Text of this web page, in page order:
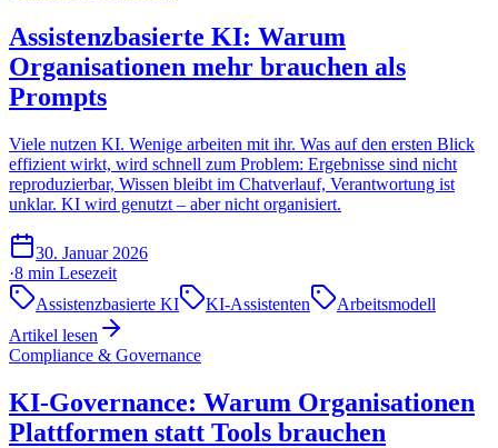
Assistenzbasierte KI: Warum
Organisationen mehr brauchen als
Prompts
Viele nutzen KI. Wenige arbeiten mit ihr. Was auf den ersten Blick
effizient wirkt, wird schnell zum Problem: Ergebnisse sind nicht
reproduzierbar, Wissen bleibt im Chatverlauf, Verantwortung ist
unklar. KI wird genutzt – aber nicht organisiert.
30. Januar 2026
·8 min Lesezeit
Assistenzbasierte KI
KI-Assistenten
Arbeitsmodell
Artikel lesen
Compliance & Governance
KI-Governance: Warum Organisationen
Plattformen statt Tools brauchen